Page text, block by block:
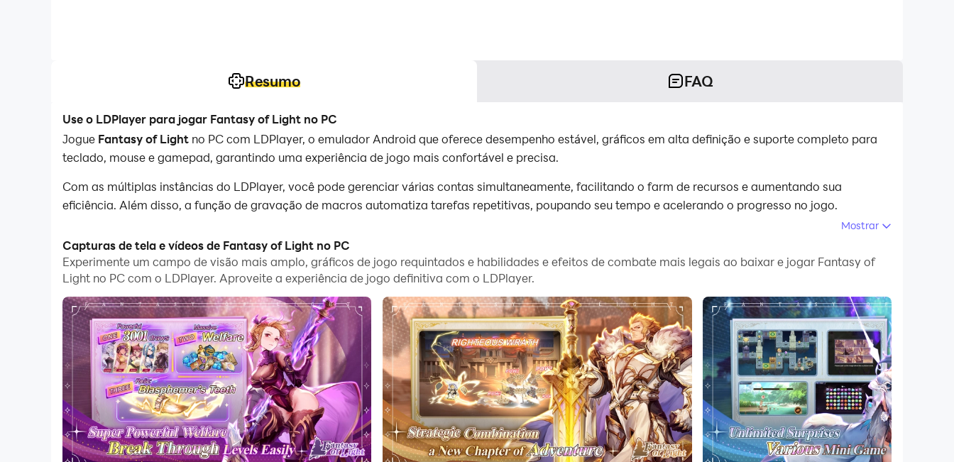
Resumo FAQ
Use o LDPlayer para jogar Fantasy of Light no PC
Jogue Fantasy of Lightno PC com LDPlayer, o emulador Android que oferece desempenho estável, gráficos em alta definição e suporte completo para
teclado, mouse e gamepad, garantindo uma experiência de jogo mais confortável e precisa.
Com as múltiplas instâncias do LDPlayer, você pode gerenciar várias contas simultaneamente, facilitando o farm de recursos e aumentando sua
eficiência. Além disso, a função de gravação de macros automatiza tarefas repetitivas, poupando seu tempo e acelerando o progresso no jogo.
computador. Baixe Fantasy of Lightno LDPlayer e eleve sua experiência mobile para outro nível!
Mostrar
Capturas de tela e vídeos de Fantasy of Light no PC
Experimente um campo de visão mais amplo, gráficos de jogo requintados e habilidades e efeitos de combate mais legais ao baixar e jogar Fantasy of
Light no PC com o LDPlayer. Aproveite a experiência de jogo definitiva com o LDPlayer.